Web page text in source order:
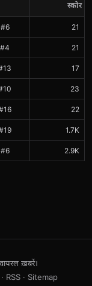
स्कोर
#6 21
#4 21
17
23
22
1.7K
#6 2.9K
ख़बरें।
RSS · Sitemap